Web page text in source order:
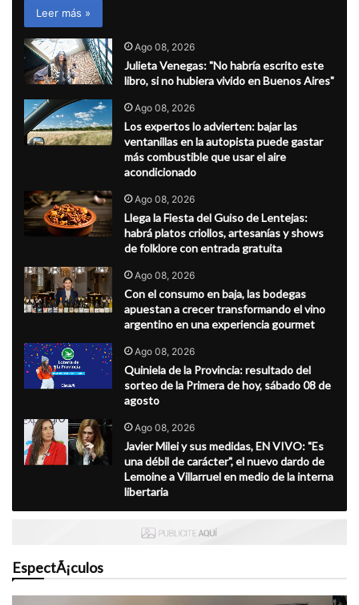
Leer más »
Ago 08, 2026
Julieta Venegas: "No habría escrito este
libro, si no hubiera vivido en Buenos Aires"
Ago 08, 2026
Los expertos lo advierten: bajar las
ventanillas en la autopista puede gastar
más combustible que usar el aire
acondicionado
Ago 08, 2026
Llega la Fiesta del Guiso de Lentejas:
habrá platos criollos, artesanías y shows
de folklore con entrada gratuita
Ago 08, 2026
Con el consumo en baja, las bodegas
apuestan a crecer transformando el vino
argentino en una experiencia gourmet
Ago 08, 2026
Quiniela de la Provincia: resultado del
sorteo de la Primera de hoy, sábado 08 de
agosto
Ago 08, 2026
Javier Milei y sus medidas, EN VIVO: "Es
una débil de carácter", el nuevo dardo de
Lemoine a Villarruel en medio de la interna
libertaria
EspectÃ¡culos